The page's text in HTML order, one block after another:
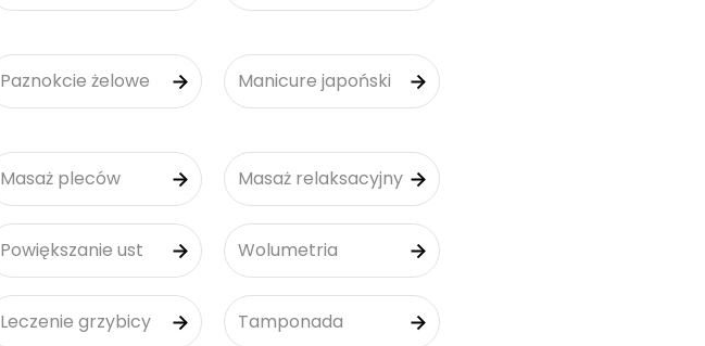
Paznokcie żelowe Manicure japoński
Masaż pleców Masaż relaksacyjny
Powiększanie ust Wolumetria
Leczenie grzybicy Tamponada